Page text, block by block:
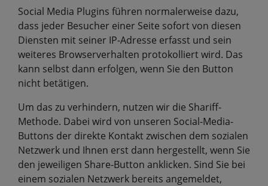
Social Media Plugins führen normalerweise dazu,
dass jeder Besucher einer Seite sofort von diesen
Diensten mit seiner IP-Adresse erfasst und sein
weiteres Browserverhalten protokolliert wird. Das
kann selbst dann erfolgen, wenn Sie den Button
nicht betätigen.
Um das zu verhindern, nutzen wir die Shariff-
Methode. Dabei wird von unseren Social-Media-
Buttons der direkte Kontakt zwischen dem sozialen
Netzwerk und Ihnen erst dann hergestellt, wenn Sie
den jeweiligen Share-Button anklicken. Sind Sie bei
einem sozialen Netzwerk bereits angemeldet,